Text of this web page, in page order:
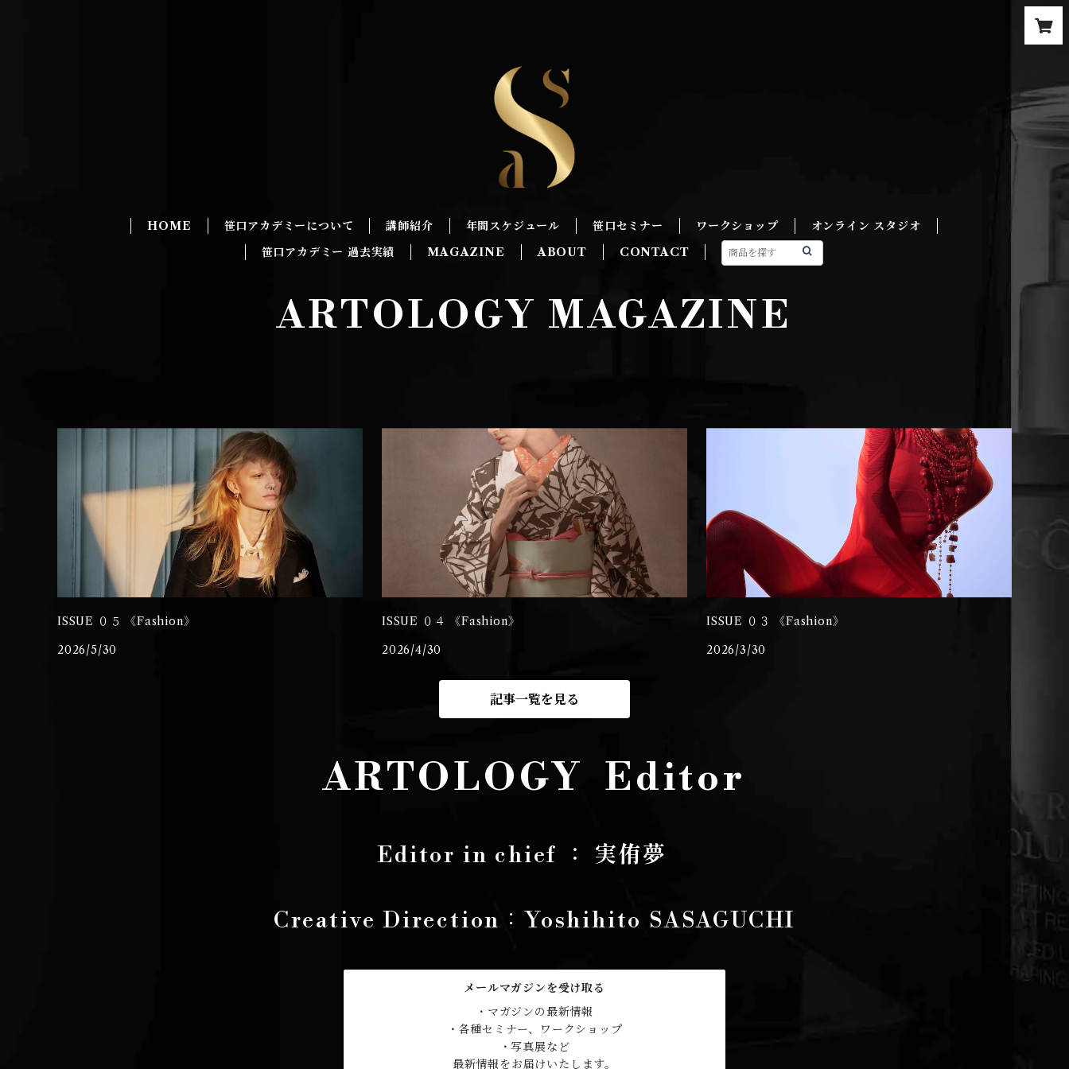
HOME 笹口アカデミーについて 講師紹介 年間スケジュール 笹口セミナー ワークショップ
オンライン スタジオ
笹口アカデミー 過去実績
MAGAZINE ABOUT CONTACT
ARTOLOGY MAGAZINE
ISSUE ０５ 《Fashion》
2026/5/30
ISSUE ０４ 《Fashion》
2026/4/30
ISSUE ０３ 《Fashion》
2026/3/30
記事一覧を見る
ARTOLOGY Editor
Editor in chief ： 実侑夢
Creative Direction：Yoshihito SASAGUCHI
メールマガジンを受け取る
・マガジンの最新情報
・各種セミナー、ワークショップ
・写真展など
最新情報をお届けいたします。